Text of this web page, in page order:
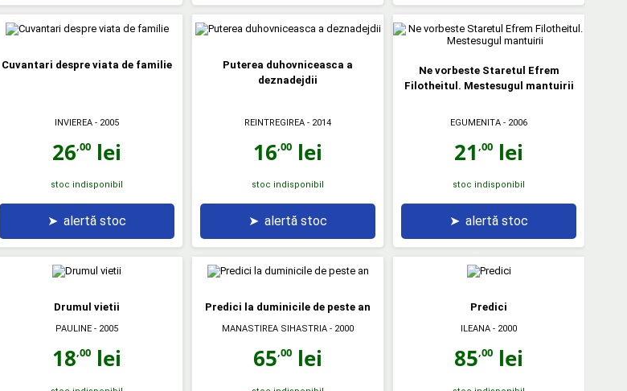
Cuvantari despre viata de familie
INVIEREA - 2005
26,00 lei
stoc indisponibil
➤ alertă stoc
Puterea duhovniceasca a
deznadejdii
REINTREGIREA - 2014
16,00 lei
stoc indisponibil
➤ alertă stoc
Ne vorbeste Staretul Efrem
Filotheitul. Mestesugul mantuirii
EGUMENITA - 2006
21 ,00 lei
stoc indisponibil
➤ alertă stoc
Drumul vietii
PAULINE - 2005
18,00 lei
Predici la duminicile de peste an
MANASTIREA SIHASTRIA - 2000
65,00 lei
Predici
ILEANA - 2000
85,00 lei